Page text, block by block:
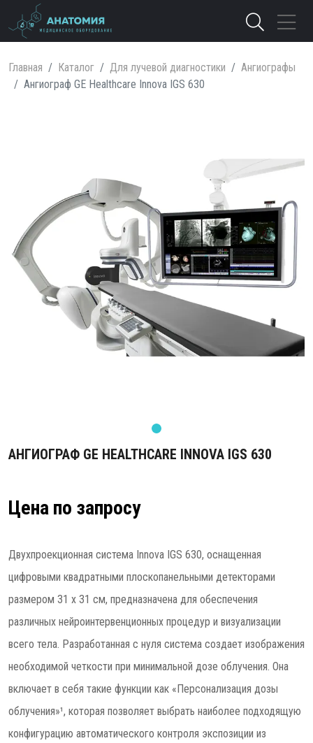
Главная Каталог Для лучевой диагностики
Ангиографы
Ангиограф GE Healthcare Innova IGS 630
АНГИОГРАФ GE HEALTHCARE INNOVA IGS 630
Цена по запросу
Двухпроекционная система Innova IGS 630, оснащенная
цифровыми квадратными плоскопанельными детекторами
размером 31 x 31 см, предназначена для обеспечения
различных нейроинтервенционных процедур и визуализации
всего тела. Разработанная с нуля система создает изображения
необходимой четкости при минимальной дозе облучения. Она
включает в себя такие функции как «Персонализация дозы
облучения»¹, которая позволяет выбрать наиболее подходящую
конфигурацию автоматического контроля экспозиции из